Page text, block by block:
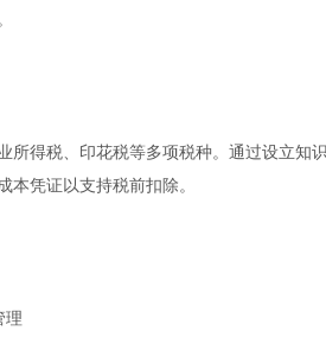
所得税、印花税等多项税种。通过设立知
本凭证以支持税前扣除。
理